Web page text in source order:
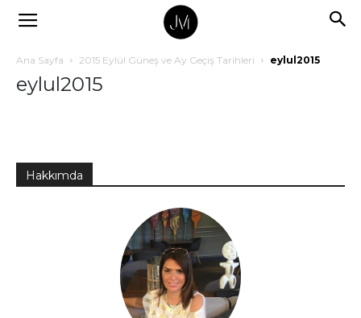
Ana Sayfa 2015 Eylül Güneş ve Ay Geçiş Tarihleri eylul2015
eylul2015
Hakkımda